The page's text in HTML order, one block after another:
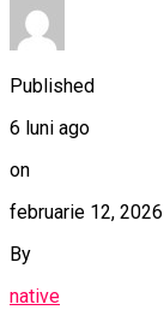
Published
6 luni ago
on
februarie 12, 2026
By
native